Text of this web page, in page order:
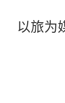
以旅为